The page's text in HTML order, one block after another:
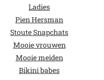
Ladies
Pien Hersman
Stoute Snapchats
Mooie vrouwen
Mooie meiden
Bikini babes